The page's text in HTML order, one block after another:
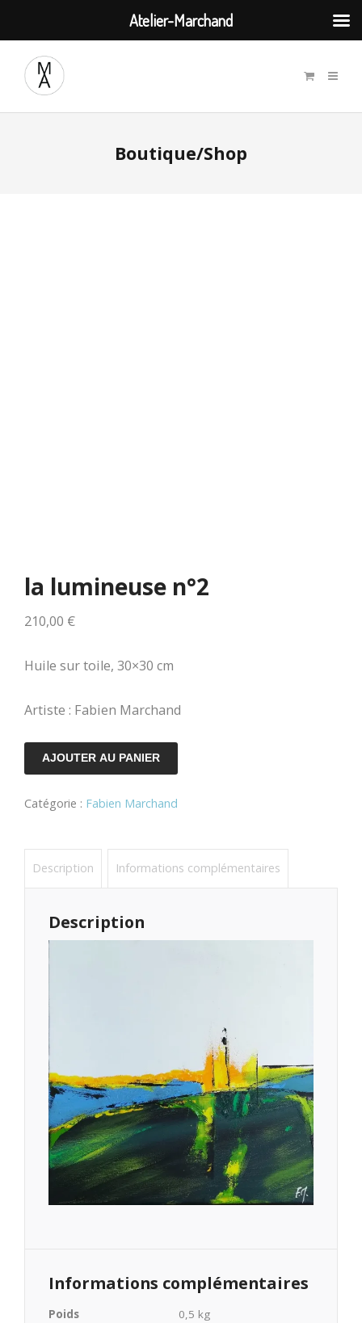
Boutique/Shop
la lumineuse n°2
210,00 €
Huile sur toile, 30×30 cm
Artiste : Fabien Marchand
quantité
de
la
AJOUTER AU PANIER
Catégorie : Fabien Marchand
Description Informations complémentaires
Description
Informations complémentaires
Poids 0,5 kg
Atelier-Marchand